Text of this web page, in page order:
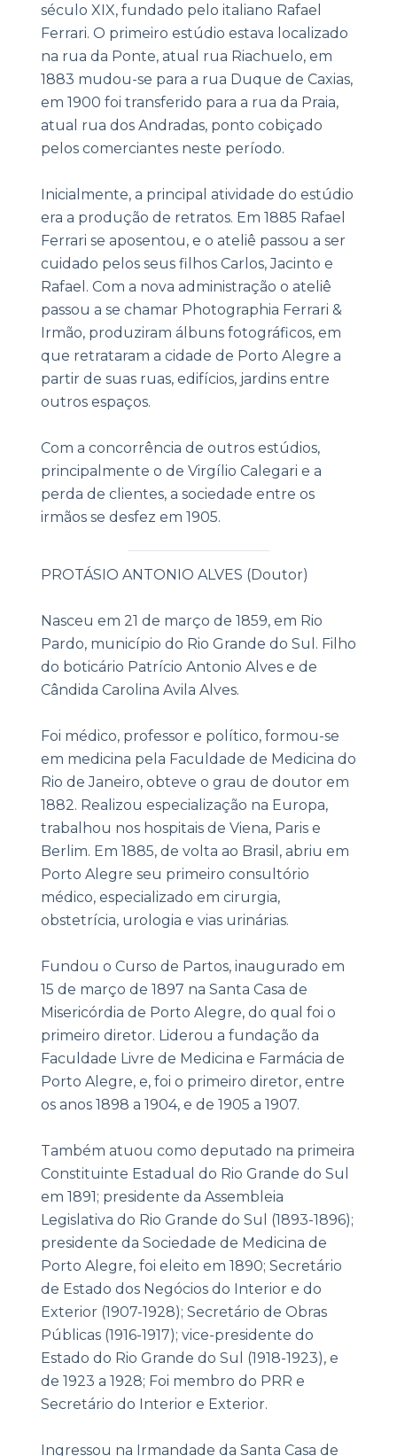
século XIX, fundado pelo italiano Rafael
Ferrari. O primeiro estúdio estava localizado
na rua da Ponte, atual rua Riachuelo, em
1883 mudou-se para a rua Duque de Caxias,
em 1900 foi transferido para a rua da Praia,
atual rua dos Andradas, ponto cobiçado
pelos comerciantes neste período.
Inicialmente, a principal atividade do estúdio
era a produção de retratos. Em 1885 Rafael
Ferrari se aposentou, e o ateliê passou a ser
cuidado pelos seus filhos Carlos, Jacinto e
Rafael. Com a nova administração o ateliê
passou a se chamar Photographia Ferrari &
Irmão, produziram álbuns fotográficos, em
que retrataram a cidade de Porto Alegre a
partir de suas ruas, edifícios, jardins entre
outros espaços.
Com a concorrência de outros estúdios,
principalmente o de Virgílio Calegari e a
perda de clientes, a sociedade entre os
irmãos se desfez em 1905.
PROTÁSIO ANTONIO ALVES (Doutor)
Nasceu em 21 de março de 1859, em Rio
Pardo, município do Rio Grande do Sul. Filho
do boticário Patrício Antonio Alves e de
Cândida Carolina Avila Alves.
Foi médico, professor e político, formou-se
em medicina pela Faculdade de Medicina do
Rio de Janeiro, obteve o grau de doutor em
1882. Realizou especialização na Europa,
trabalhou nos hospitais de Viena, Paris e
Berlim. Em 1885, de volta ao Brasil, abriu em
Porto Alegre seu primeiro consultório
médico, especializado em cirurgia,
obstetrícia, urologia e vias urinárias.
Fundou o Curso de Partos, inaugurado em
15 de março de 1897 na Santa Casa de
Misericórdia de Porto Alegre, do qual foi o
primeiro diretor. Liderou a fundação da
Faculdade Livre de Medicina e Farmácia de
Porto Alegre, e, foi o primeiro diretor, entre
os anos 1898 a 1904, e de 1905 a 1907.
Também atuou como deputado na primeira
Constituinte Estadual do Rio Grande do Sul
em 1891; presidente da Assembleia
Legislativa do Rio Grande do Sul (1893-1896);
presidente da Sociedade de Medicina de
Porto Alegre, foi eleito em 1890; Secretário
de Estado dos Negócios do Interior e do
Exterior (1907-1928); Secretário de Obras
Públicas (1916-1917); vice-presidente do
Estado do Rio Grande do Sul (1918-1923), e
de 1923 a 1928; Foi membro do PRR e
Secretário do Interior e Exterior.
Ingressou na Irmandade da Santa Casa de